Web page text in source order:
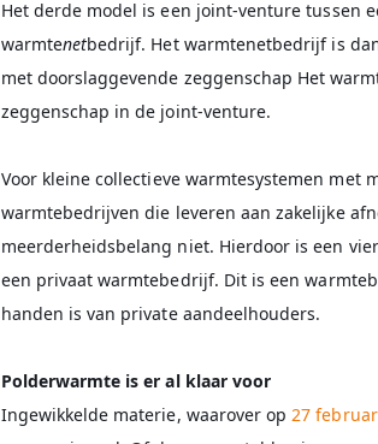
Het derde model is een joint-venture tussen
warmtenetbedrijf. Het warmtenetbedrijf is
met doorslaggevende zeggenschap Het
zeggenschap in de joint-venture.
Voor kleine collectieve warmtesystemen met
warmtebedrijven die leveren aan zakelijke
meerderheidsbelang niet. Hierdoor is een
een privaat warmtebedrijf. Dit is een
handen is van private aandeelhouders.
Polderwarmte is er al klaar voor
Ingewikkelde materie, waarover op27